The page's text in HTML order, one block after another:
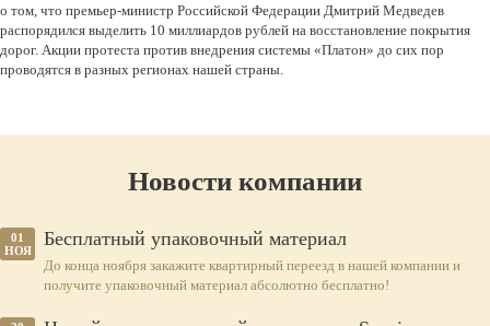
о том, что премьер-министр Российской Федерации Дмитрий Медведев
распорядился выделить 10 миллиардов рублей на восстановление покрытия
дорог. Акции протеста против внедрения системы «Платон» до сих пор
проводятся в разных регионах нашей страны.
Новости компании
01
НОЯ
Бесплатный упаковочный материал
До конца ноября закажите квартирный переезд в нашей компании и
получите упаковочный материал абсолютно бесплатно!